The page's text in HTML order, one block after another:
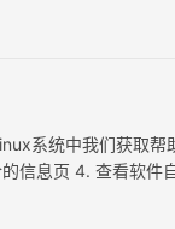
系统中我们获取帮
信息页 4. 查看软件